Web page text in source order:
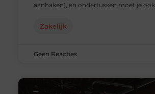
aanhaken), en ondertussen moet je ook
Zakelijk
Geen Reacties